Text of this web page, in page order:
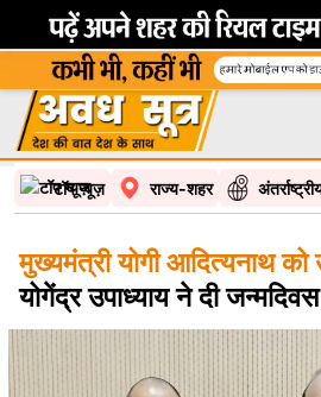
टॉप न्यूज़ राज्य-शहर
मुख्यमंत्री योगी आदित्यनाथ को
योगेंद्र उपाध्याय ने दी